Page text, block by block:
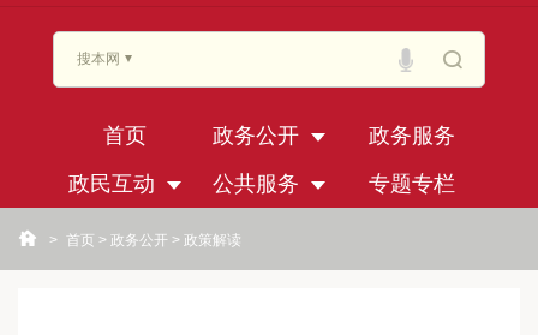
搜本网
首页 政务公开
政务服务
政民互动
公共服务 专题专栏
> 首页 > 政务公开 > 政策解读